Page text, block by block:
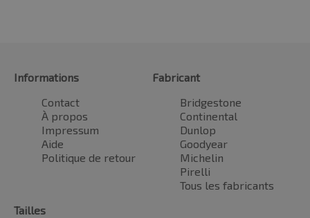
Informations
Contact
À propos
Impressum
Aide
Politique de retour
Fabricant
Bridgestone
Continental
Dunlop
Goodyear
Michelin
Pirelli
Tous les fabricants
Tailles